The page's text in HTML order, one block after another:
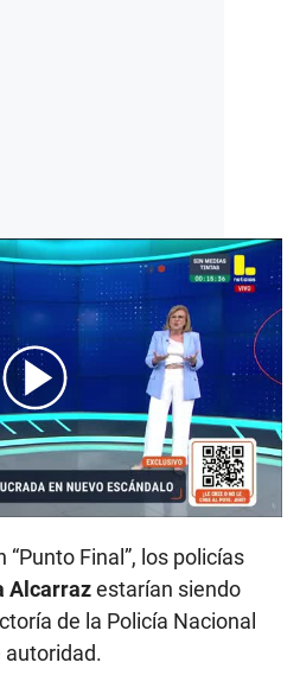
Final”, los policías
Alcarrazestarían siendo
de la Policía Nacional
autoridad.